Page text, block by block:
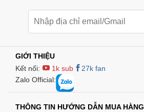
GIỚI THIỆU
Kết nối:
1k sub
27k fan
Zalo Official:
THÔNG TIN HƯỚNG DẪN MUA HÀNG